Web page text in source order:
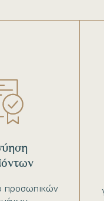
προσωπικών